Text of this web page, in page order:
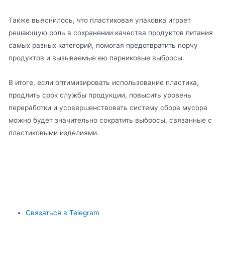
Также выяснилось, что пластиковая упаковка играет
решающую роль в сохранении качества продуктов питания
самых разных категорий, помогая предотвратить порчу
продуктов и вызываемые ею парниковые выбросы.
В итоге, если оптимизировать использование пластика,
продлить срок службы продукции, повысить уровень
переработки и усовершенствовать систему сбора мусора
можно будет значительно сократить выбросы, связанные с
пластиковыми изделиями.
Связаться в Telegram